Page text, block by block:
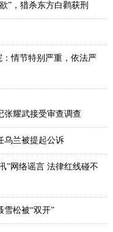
”，猎杀东方白鹳获刑
情节特别严重，依法严
张耀武接受审查调查
乌兰被提起公诉
”网络谣言 法律红线碰不
雪松被“双开”